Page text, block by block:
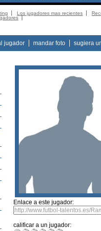
Los jugadores mas recientes
jugador mandar foto sugiera
Enlace a este jugador:
calificar a un jugador: